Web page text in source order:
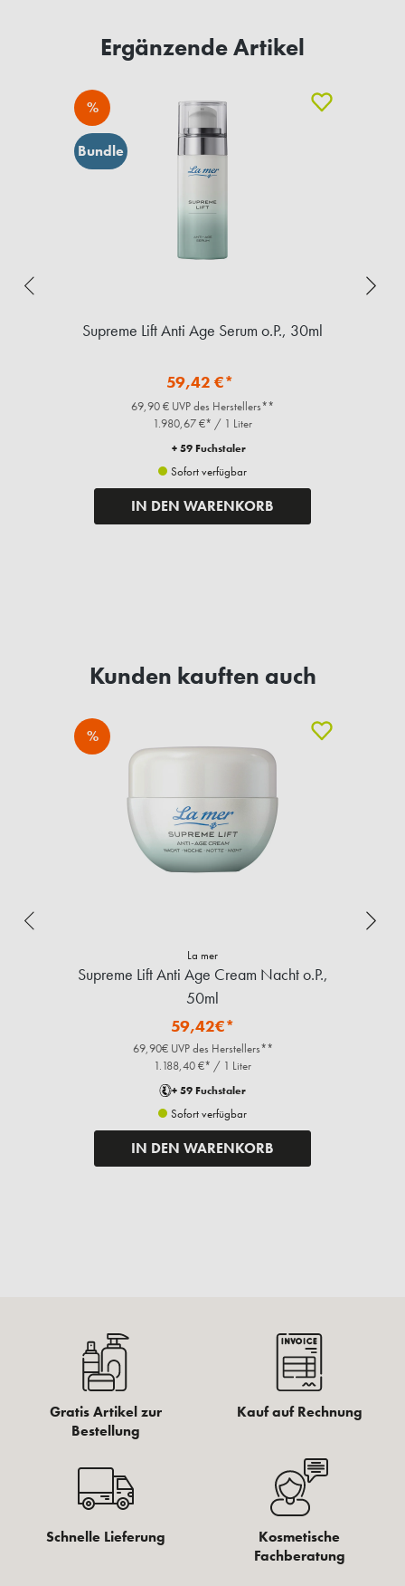
Ergänzende Artikel
%
Bundle
Supreme Lift Anti Age Serum o.P., 30ml
59,42 €*
69,90 € UVP des Herstellers**
1.980,67 €* / 1 Liter
+ 59 Fuchstaler
Sofort verfügbar
IN DEN WARENKORB
Kunden kauften auch
%
La mer
Supreme Lift Anti Age Cream Nacht o.P.,
50ml
59,42€*
69,90€ UVP des Herstellers**
1.188,40 €* / 1 Liter
+ 59 Fuchstaler
Sofort verfügbar
IN DEN WARENKORB
Gratis Artikel zur
Bestellung
Kauf auf Rechnung
Schnelle Lieferung
Kosmetische
Fachberatung